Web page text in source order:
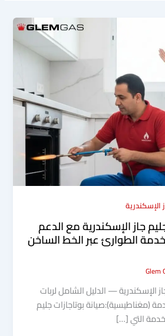
الإسكندرية
جاز الإسكندرية مع الدعم
الطوارئ عبر الخط الساخن
Glem
الإسكندرية — الدليل الشامل لربات
(مغناطيسية):صيانة بوتاجازات جليم
التي […]